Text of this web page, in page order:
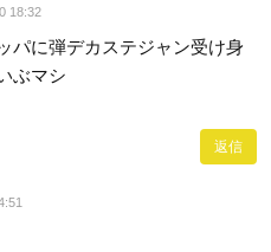
18:32
パに弾デカステジャン受け身
ぶマシ
返信